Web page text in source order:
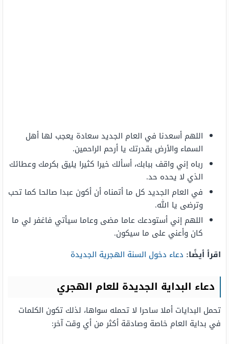
اللهم أسعدنا في العام الجديد سعادة يعجب لها أهل
السماء والأرض بقدرتك يا أرحم الراحمين.
رباه إني واقف ببابك، أسألك خيرا كثيرا يليق بكرمك وعطائك
الذي لا يحده حد.
في العام الجديد كل ما أتمناه أن أكون عبدا صالحا كما تحب
وترضى يا الله.
اللهم إني أستودعك عاما مضى وعاما سيأتي فاغفر لي ما
كان وأعني على ما سيكون.
اقرأ أيضًا: دعاء دخول السنة الهجرية الجديدة
دعاء البداية الجديدة للعام الهجري
تحمل البدايات أملا ساحرا لا تحمله سواها، لذلك تكون الكلمات
في بداية العام خاصة وصادقة أكثر من أي وقت آخر: